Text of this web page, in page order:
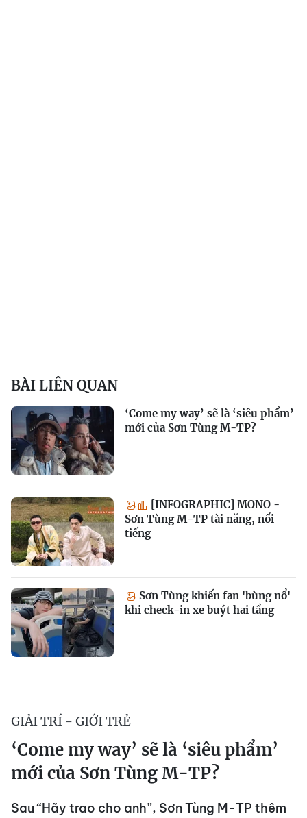
BÀI LIÊN QUAN
‘Come my way’ sẽ là ‘siêu phẩm’
mới của Sơn Tùng M-TP?
[INFOGRAPHIC] MONO -
Sơn Tùng M-TP tài năng, nổi
tiếng
Sơn Tùng khiến fan 'bùng nổ'
khi check-in xe buýt hai tầng
GIẢI TRÍ - GIỚI TRẺ
‘Come my way’ sẽ là ‘siêu phẩm’
mới của Sơn Tùng M-TP?
Sau “Hãy trao cho anh”, Sơn Tùng M-TP thêm